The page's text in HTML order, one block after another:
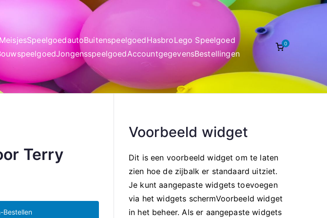
MeisjesSpeelgoedautoBuitenspeelgoedHasbroLego Speelgoed
JongensspeelgoedAccountgegevensBestellingen
0
Terry
Bestellen
Voorbeeld widget
Dit is een voorbeeld widget om te laten
zien hoe de zijbalk er standaard uitziet.
Je kunt aangepaste widgets toevoegen
via het widgets schermVoorbeeld widget
in het beheer. Als er aangepaste widgets